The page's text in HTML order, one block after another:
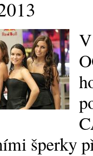
šperky